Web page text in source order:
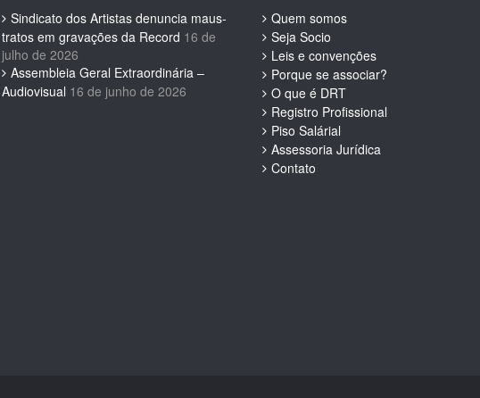
Sindicato dos Artistas denuncia maus-
tratos em gravações da Record 16 de
julho de 2026
Assembleia Geral Extraordinária –
Audiovisual 16 de junho de 2026
Quem somos
Seja Socio
Leis e convenções
Porque se associar?
O que é DRT
Registro Profissional
Piso Salárial
Assessoria Jurídica
Contato